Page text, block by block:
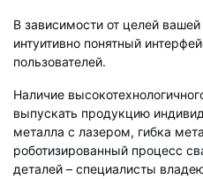
В зависимости от целей
интуитивно понятный
пользователей.
Наличие
выпускать продукцию
металла с лазером, гибка
роботизированный процесс
деталей – специалисты